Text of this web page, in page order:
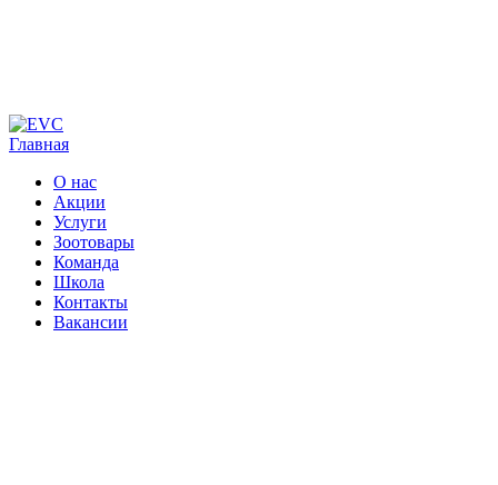
Главная
О нас
Акции
Услуги
Зоотовары
Команда
Школа
Контакты
Вакансии